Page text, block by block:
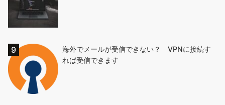
海外でメールが受信できない？ VPNに接続す
れば受信できます